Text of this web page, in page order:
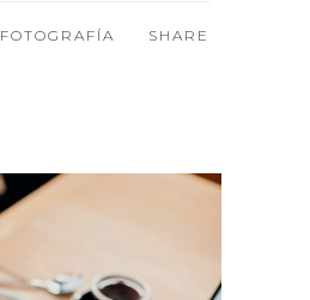
FOTOGRAFÍA SHARE